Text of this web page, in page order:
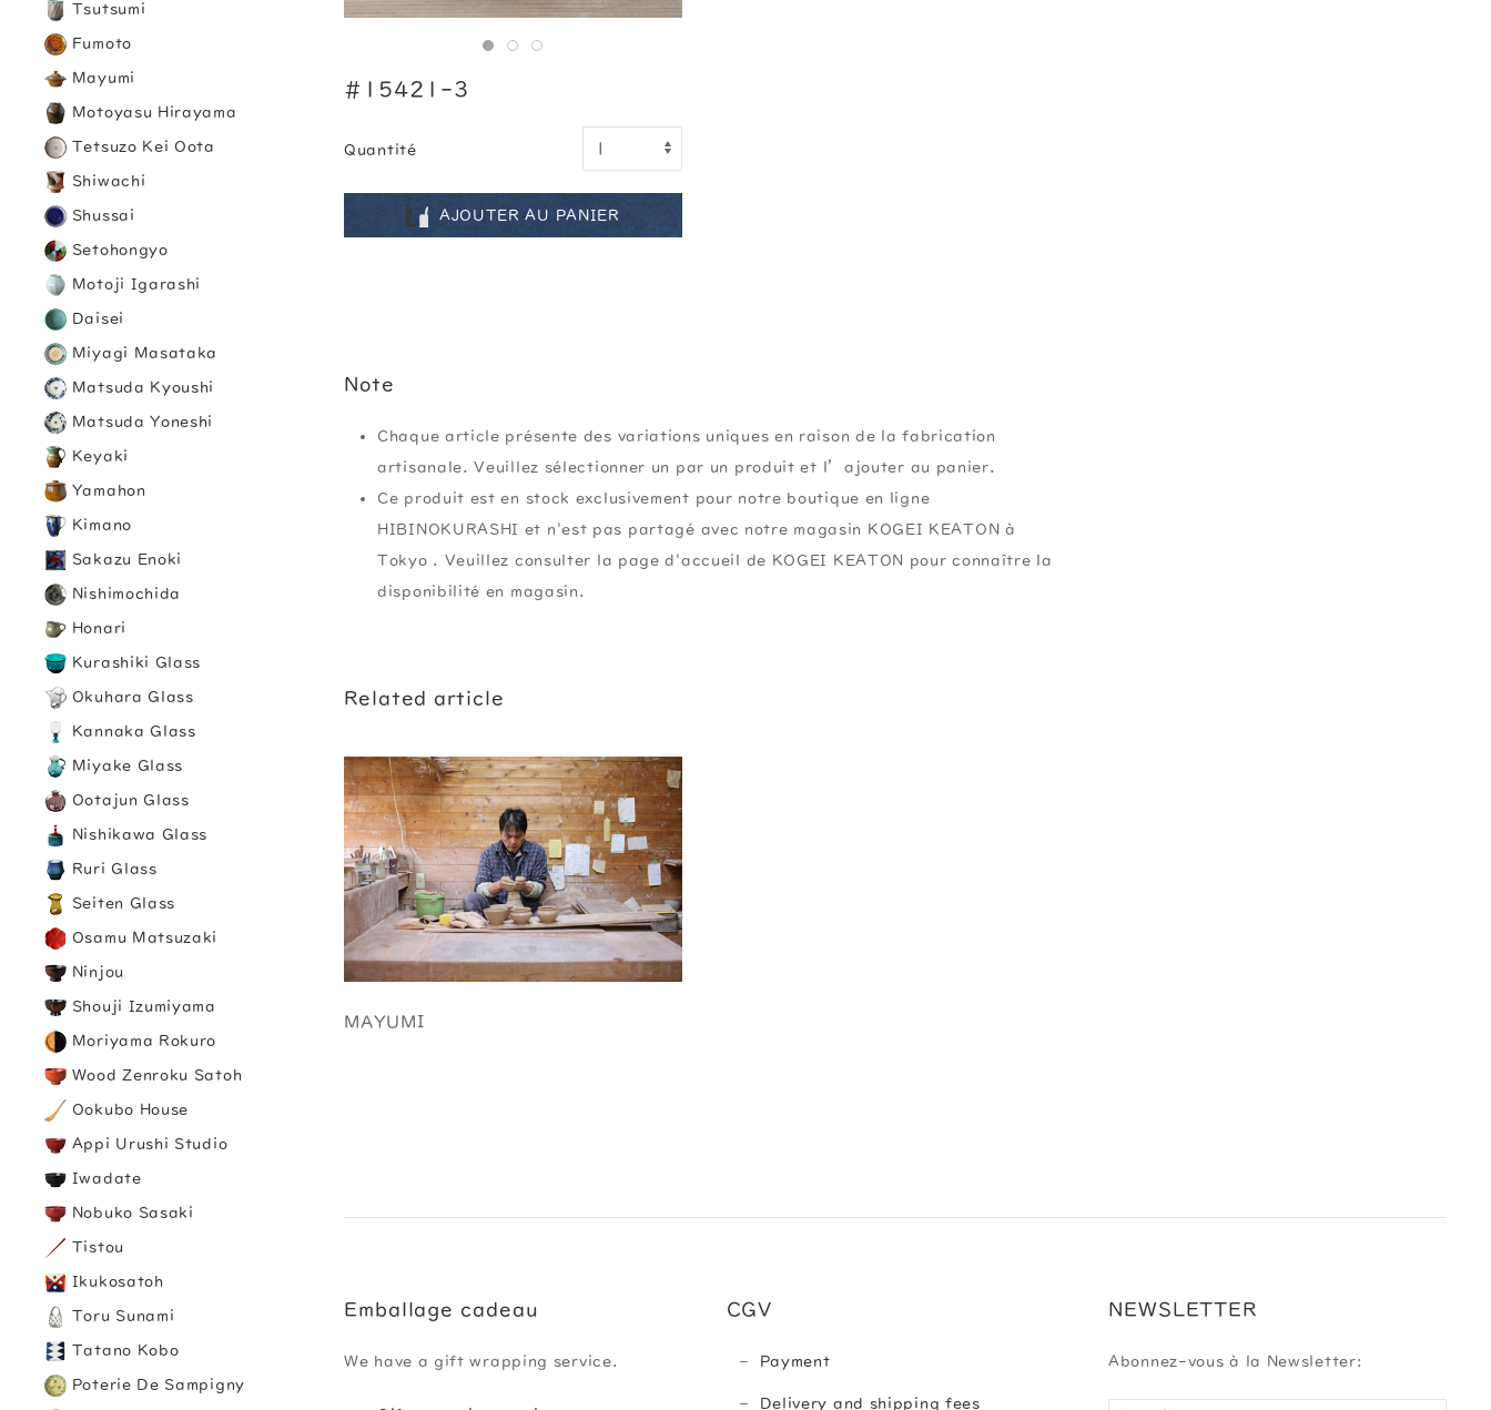
Tsutsumi
Fumoto
Mayumi
Motoyasu Hirayama
Tetsuzo Kei Oota
Shiwachi
Shussai
Setohongyo
Motoji Igarashi
Daisei
Miyagi Masataka
Matsuda Kyoushi
Matsuda Yoneshi
Keyaki
Yamahon
Kimano
Sakazu Enoki
Nishimochida
Honari
Kurashiki Glass
Okuhara Glass
Kannaka Glass
Miyake Glass
Ootajun Glass
Nishikawa Glass
Ruri Glass
Seiten Glass
Osamu Matsuzaki
Ninjou
Shouji Izumiyama
Moriyama Rokuro
Wood Zenroku Satoh
Ookubo House
Appi Urushi Studio
Iwadate
Nobuko Sasaki
Tistou
Ikukosatoh
Toru Sunami
Tatano Kobo
Poterie De Sampigny
#15421-3
Quantité
AJOUTER AU PANIER
Note
Chaque article présente des variations uniques en raison de la fabrication
artisanale. Veuillez sélectionner un par un produit et l’ajouter au panier.
Ce produit est en stock exclusivement pour notre boutique en ligne
HIBINOKURASHI et n'est pas partagé avec notre magasin KOGEI KEATON à
Tokyo . Veuillez consulter la page d'accueil de KOGEI KEATON pour connaître la
disponibilité en magasin.
Related article
MAYUMI
Emballage cadeau
We have a gift wrapping service.
CGV
Payment
Delivery and shipping fees
NEWSLETTER
Abonnez-vous à la Newsletter: